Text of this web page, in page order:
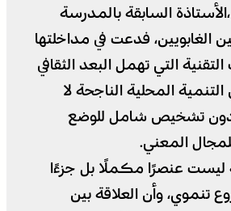
السابقة بالمدرسة
الغابويين، فدعت في مداخلتها
التقنية التي تهمل البعد الثقافي
التنمية المحلية الناجحة لا
تشخيص شامل للوضع
المعني.
ليست عنصرًا مكملًا بل جزءًا
تنموي، وأن العلاقة بين